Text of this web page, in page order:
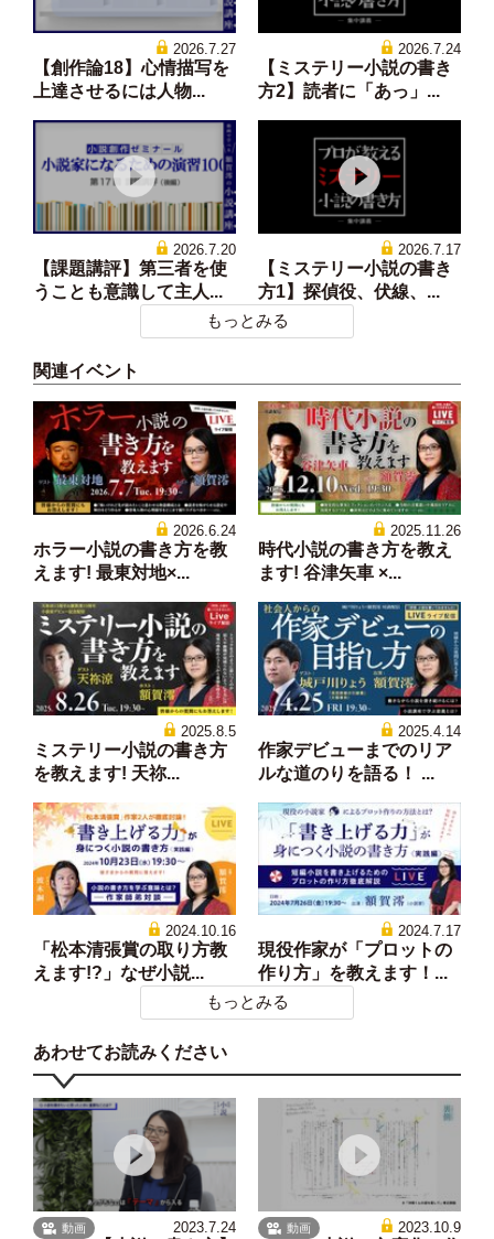
2026.7.27
【創作論18】心情描写を
上達させるには人物...
2026.7.24
【ミステリー小説の書き
方2】読者に「あっ」...
2026.7.20
【課題講評】第三者を使
うことも意識して主人...
2026.7.17
【ミステリー小説の書き
方1】探偵役、伏線、...
もっとみる
関連イベント
2026.6.24
ホラー小説の書き方を教
えます! 最東対地×...
2025.11.26
時代小説の書き方を教え
ます! 谷津矢車 ×...
2025.8.5
ミステリー小説の書き方
を教えます! 天祢...
2025.4.14
作家デビューまでのリア
ルな道のりを語る！ ...
2024.10.16
「松本清張賞の取り方教
えます!?」なぜ小説...
2024.7.17
現役作家が「プロットの
作り方」を教えます！...
もっとみる
あわせてお読みください
動画 2023.7.24 動画 2023.10.9